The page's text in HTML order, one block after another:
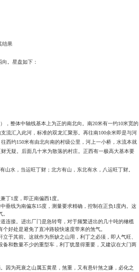
结果
。星盘如下：
，整体中轴线基本上为正的南北向。南20米有一约10米宽的
流汇入此河，标准的双龙汇聚形。再往南100余米即是与河
西约150米有由北向南的村级公里，河上一小桥，水流本就
无疑。后面几十米为散落的村庄。正西有一极高大基本要
山水，当运旺丁财；北方有山，东北有水，八运旺丁财。
丁1 度，即正南偏西1 度。
垂线为南偏东15度，测量要求精确，控制在正负1 度内。这
连接。进出厂门是急转弯，对于频繁进出的几十吨的橄榄
好处是避免了直冲路较快速度带来的煞气。
立于其前。这就作为所缺之山用，利丁之必须，即人气旺、
和数量不少的重型车，利丁犹显得重要，又建议在大门两
因为死衰之山属五黄星，煞重，又有悬针煞之嫌，必化之